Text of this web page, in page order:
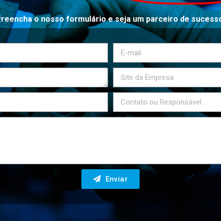
o nosso formulário e seja um parceiro de
Enviar